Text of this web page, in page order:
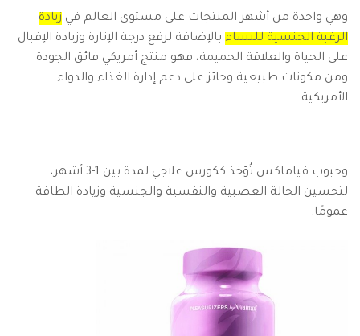
وهي واحدة من أشهر المنتجات على مستوى العالم في زيادة
الرغبة الجنسية للنساء بالإضافة لرفع درجة الإثارة وزيادة الإقبال
على الحياة والعلاقة الحميمة، فهو منتج أمريكي فائق الجودة
ومن مكونات طبيعية وحائز على دعم إدارة الغذاء والدواء
الأمريكية.
وحبوب فياماكس تُؤخذ ككورس علاجي لمدة بين 1-3 أشهر،
لتحسين الحالة العصبية والنفسية والجنسية وزيادة الطاقة
عمومًا.